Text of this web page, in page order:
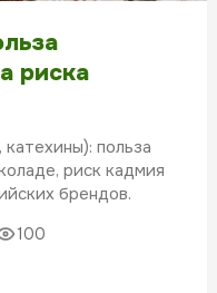
риска
польза
риск кадмия
брендов.
100